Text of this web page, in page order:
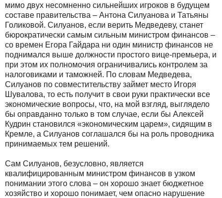
мимо двух несомненно сильнейших игроков в будущем
составе правительства – Антона Силуанова и Татьяны
Голиковой. Силуанов, если верить Медведеву, станет
бюрократически самым сильным министром финансов –
со времен Егора Гайдара ни один министр финансов не
поднимался выше должности простого вице-премьера, и
при этом их полномочия ограничивались контролем за
налоговиками и таможней. По словам Медведева,
Силуанов по совместительству займет место Игоря
Шувалова, то есть получит в свои руки практически все
экономические вопросы, что, на мой взгляд, выглядело
бы оправданно только в том случае, если бы Алексей
Кудрин становился «экономическим царем», сидящим в
Кремле, а Силуанов соглашался бы на роль проводника
принимаемых тем решений.
Сам Силуанов, безусловно, является
квалифицированным министром финансов в узком
понимании этого слова – он хорошо знает бюджетное
хозяйство и хорошо понимает, чем опасно нарушение